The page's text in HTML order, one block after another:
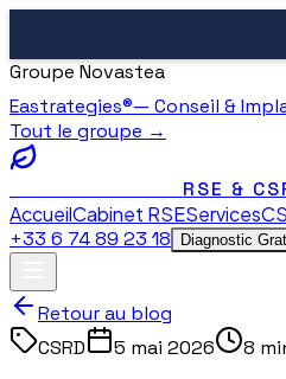
Groupe Novastea
Eastrategies®— Conseil &
Tout le groupe →
RSE &
AccueilCabinet RSEServices
+33 6 74 89 23 18
Diagnostic
Retour au blog
CSRD
5 mai 2026 8